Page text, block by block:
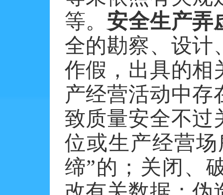
等。 安全生产弄
全的勘察、设计
作假，出具的相
产经营活动中存
致质量安全不过
位或生产经营
缔”的；关闭、